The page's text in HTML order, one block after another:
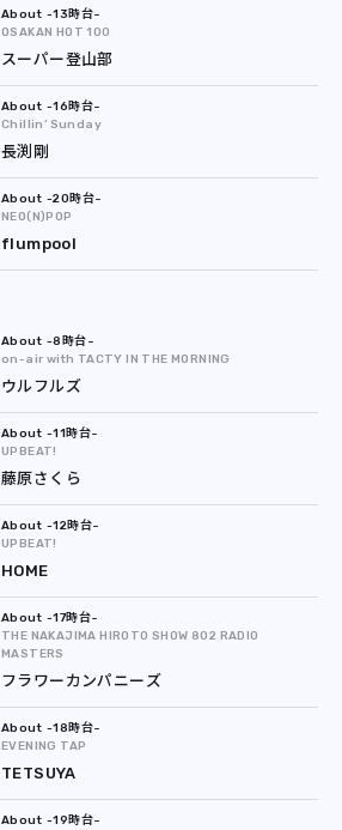
-13時台
OSAKAN HOT 100
スーパー登山部
-16時台
Chillin’ Sunday
長渕剛
-20時台
NEO(N)POP
flumpool
-8時台
on-air with TACTY IN THE MORNING
ウルフルズ
-11時台
UPBEAT!
藤原さくら
-12時台
UPBEAT!
HOME
-17時台
THE NAKAJIMA HIROTO SHOW 802 RADIO
MASTERS
フラワーカンパニーズ
-18時台
EVENING TAP
TETSUYA
-19時台